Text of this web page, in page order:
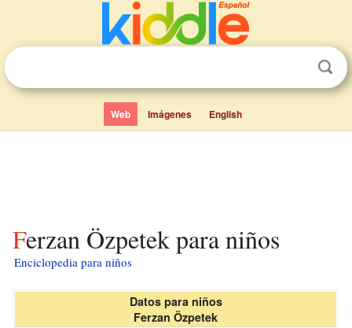
Web Imágenes English
Ferzan Özpetek para niños
Enciclopedia para niños
Datos para niños
Ferzan Özpetek